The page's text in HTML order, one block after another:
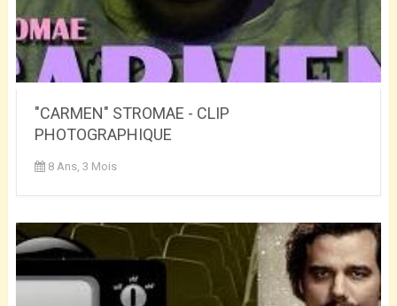
"CARMEN" STROMAE - CLIP
PHOTOGRAPHIQUE
8 Ans, 3 Mois